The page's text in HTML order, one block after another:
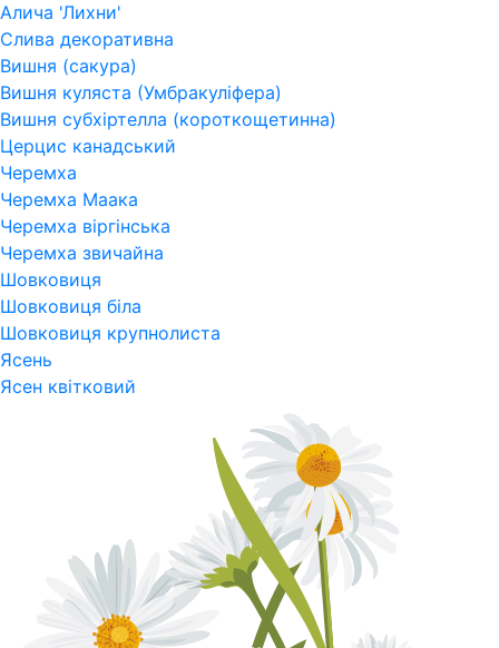
Алича 'Лихни'
Слива декоративна
Вишня (сакура)
Вишня куляста (Умбракуліфера)
Вишня субхіртелла (короткощетинна)
Церцис канадський
Черемха
Черемха Маака
Черемха віргінська
Черемха звичайна
Шовковиця
Шовковиця біла
Шовковиця крупнолиста
Ясень
Ясен квітковий